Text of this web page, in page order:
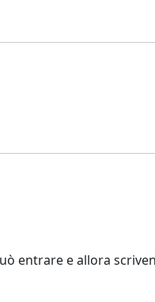
entrare e allora